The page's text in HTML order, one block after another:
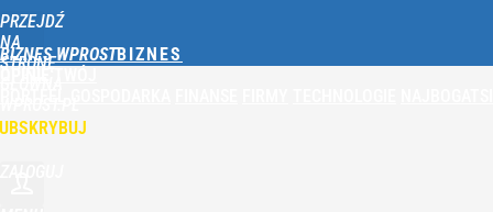
PRZEJDŹ
NA
STRONĘ
BIZNES WPROST